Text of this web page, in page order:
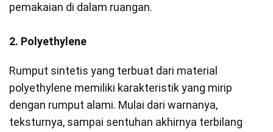
pemakaian di dalam ruangan.
2. Polyethylene
Rumput sintetis yang terbuat dari material
polyethylene memiliki karakteristik yang mirip
dengan rumput alami. Mulai dari warnanya,
teksturnya, sampai sentuhan akhirnya terbilang